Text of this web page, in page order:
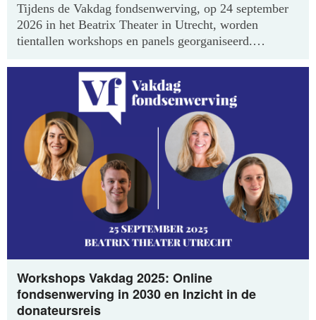
Tijdens de Vakdag fondsenwerving, op 24 september
2026 in het Beatrix Theater in Utrecht, worden
tientallen workshops en panels georganiseerd.
communitymanagers van Stichting Rooted vertellen
over de manier waarop de organisatie een nauwe
gemeenschap opbouwt en wat daaruit te leren valt, en
hoe je vraag je om geld voor 'extraatjes', zoals een
vakantie?
Workshops Vakdag 2025: Online
fondsenwerving in 2030 en Inzicht in de
donateursreis